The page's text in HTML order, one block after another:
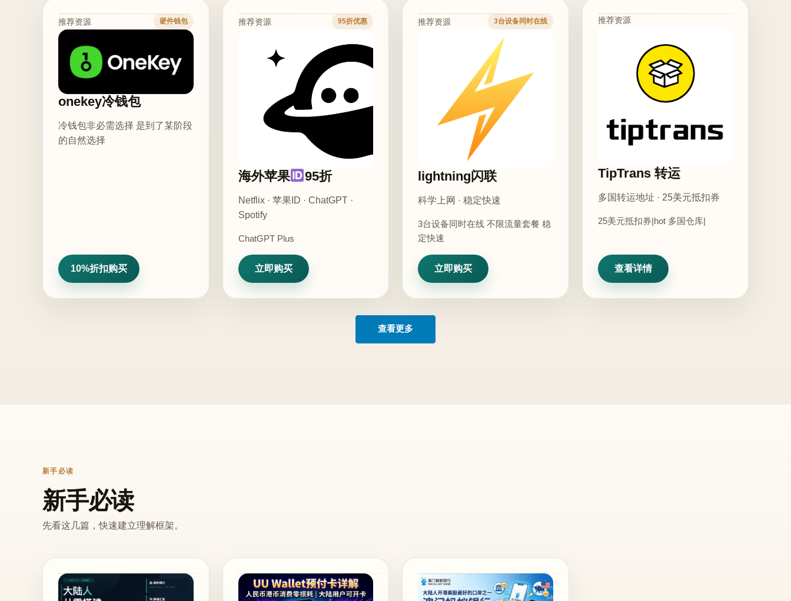
推荐资源 硬件钱包
onekey冷钱包
冷钱包非必需选择 是到了某阶段
的自然选择
10%折扣购买
推荐资源 95折优惠
海外苹果 95折
Netflix · 苹果ID · ChatGPT ·
Spotify
ChatGPT Plus
立即购买
推荐资源 3台设备同时在线
lightning闪联
科学上网 · 稳定快速
3台设备同时在线 不限流量套餐 稳
定快速
立即购买
推荐资源
TipTrans 转运
多国转运地址 · 25美元抵扣券
25美元抵扣券|hot 多国仓库|
查看详情
查看更多
新手必读
新手必读
先看这几篇，快速建立理解框架。